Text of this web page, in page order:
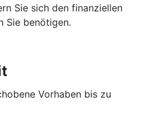
Sie sich den finanziellen
Sie benötigen.
Vorhaben bis zu